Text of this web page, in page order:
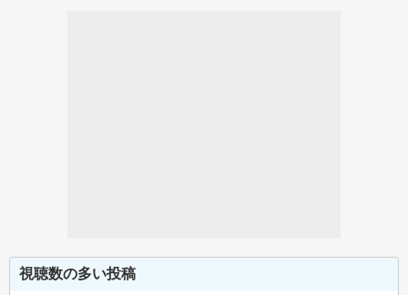
視聴数の多い投稿